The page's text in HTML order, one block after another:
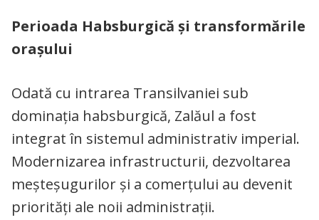
Perioada Habsburgică și transformările
orașului
Odată cu intrarea Transilvaniei sub
dominația habsburgică, Zalăul a fost
integrat în sistemul administrativ imperial.
Modernizarea infrastructurii, dezvoltarea
meșteșugurilor și a comerțului au devenit
priorități ale noii administrații.